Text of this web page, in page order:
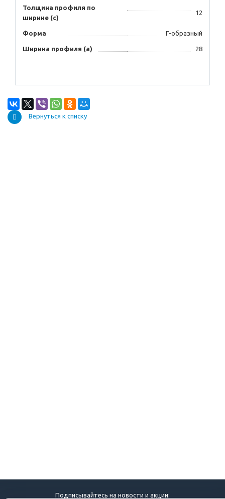
Толщина профиля по
ширине (с)
12
Форма Г-образный
Ширина профиля (а) 28
Вернуться к списку
Подписывайтесь на новости и акции: